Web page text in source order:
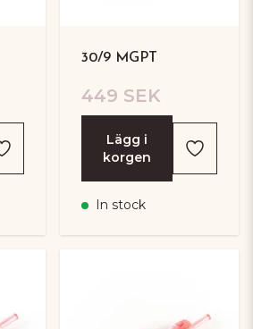
30/9 MGPT
449 SEK
Lägg i
korgen
In stock